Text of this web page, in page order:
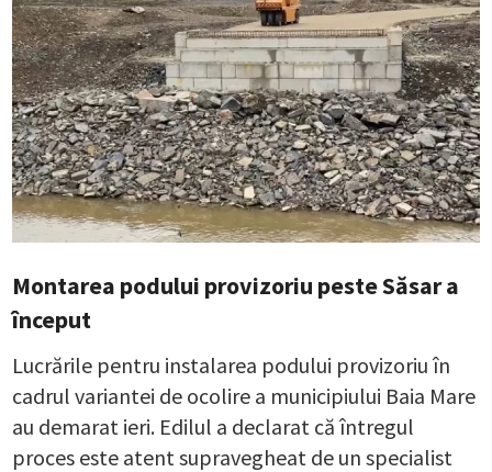
Montarea podului provizoriu peste Săsar a
început
Lucrările pentru instalarea podului provizoriu în
cadrul variantei de ocolire a municipiului Baia Mare
au demarat ieri. Edilul a declarat că întregul
proces este atent supravegheat de un specialist